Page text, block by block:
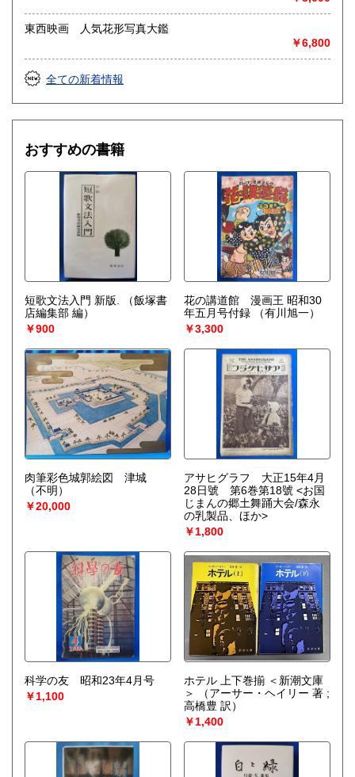
東西映画 人気花形写真大鑑
￥6,800
全ての新着情報
おすすめの書籍
短歌文法入門 新版.
（飯塚書
店編集部 編）
￥900
花の講道館 漫画王 昭和30
年五月号付録
（有川旭一）
￥3,300
肉筆彩色城郭絵図 津城
（不明）
￥20,000
アサヒグラフ 大正15年4月
28日號 第6巻第18號 <お国
じまんの郷土舞踊大会/森永
の乳製品、ほか>
￥1,800
科学の友 昭和23年4月号
￥1,100
ホテル 上下巻揃 ＜新潮文庫
＞
（アーサー・ヘイリー 著 ;
高橋豊 訳）
￥1,400